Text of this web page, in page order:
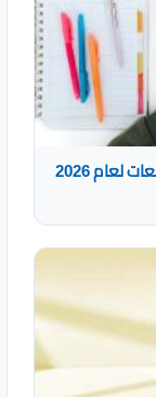
أفضل أجهزة اللاب توب للدراسة لطلاب الجامعات لعام 2026